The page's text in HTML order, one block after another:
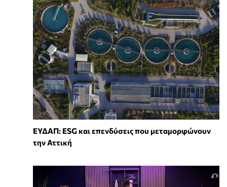
ΕΥΔΑΠ: ESG και επενδύσεις που μεταμορφώνουν
την Αττική